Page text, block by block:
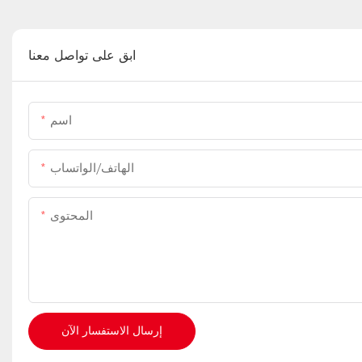
ابق على تواصل معنا
اسم
الهاتف/الواتساب
المحتوى
إرسال الاستفسار الآن